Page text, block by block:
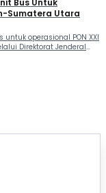
Bus Untuk
Sumatera Utara
operasional PON XXI
Direktorat Jenderal
847 unit bus tersebut